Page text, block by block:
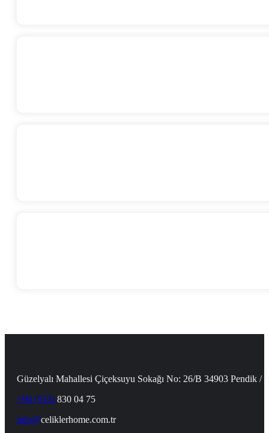
Güzelyalı Mahallesi Çiçeksuyu Sokağı No: 26/B 34903 Pendik /
+90 (553) 830 04 75
info@celiklerhome.com.tr